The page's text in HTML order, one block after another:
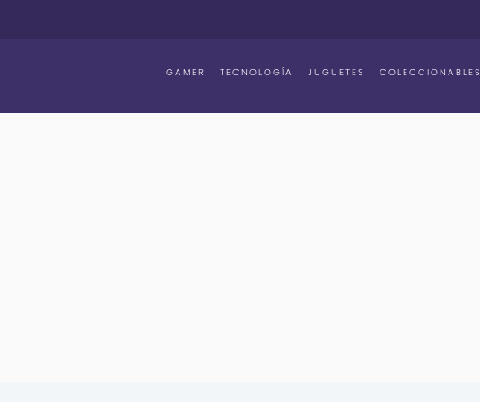
GAMER TECNOLOGÍA JUGUETES COLECCIONABLES